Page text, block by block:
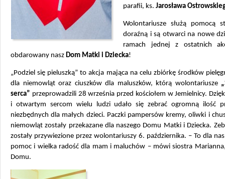
parafii, ks. Jarosława
Wolontariusze służą pomocą
doraźną i są otwarci na nowe
ramach jednej z ostatnich
obdarowany nasz Dom Matki i Dziecka!
„Podziel się pieluszką” to akcja mająca na celu zbiórkę środków
dla niemowląt oraz ciuszków dla maluszków, którą wolontariusze
serca” przeprowadzili 28 września przed kościołem w Jemielnicy.
i otwartym sercom wielu ludzi udało się zebrać ogromną ilość
niezbędnych dla małych dzieci. Paczki pampersów kremy, oliwki i
niemowląt zostały przekazane dla naszego Domu Matki i Dziecka.
zostały przywiezione przez wolontariuszy 6. października. – To dla
pomoc i wielka radość dla mam i maluchów – mówi siostra
Domu.